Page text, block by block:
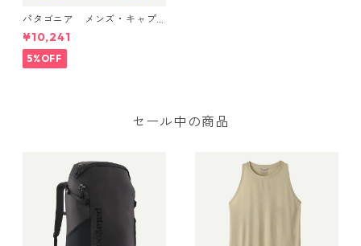
パタゴニア メンズ・キャプ
リーン・クール・デイリー・
フーディ（'73 スカイライン）
(カラー Limestone Yellow - L
ight Limestone Yellow X-Dy
¥10,241
5%OFF
セール中の商品